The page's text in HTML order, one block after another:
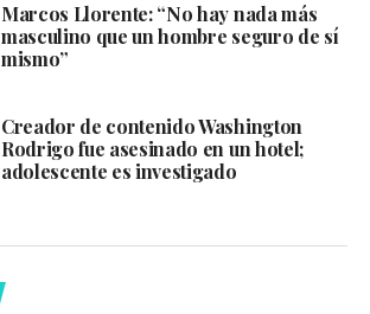
Marcos Llorente: “No hay nada más
masculino que un hombre seguro de sí
mismo”
Creador de contenido Washington
Rodrigo fue asesinado en un hotel;
adolescente es investigado